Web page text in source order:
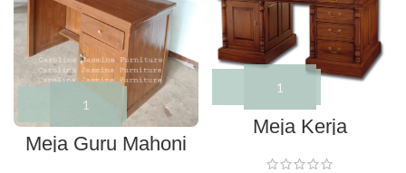
Meja Guru Mahoni
Meja Kerja